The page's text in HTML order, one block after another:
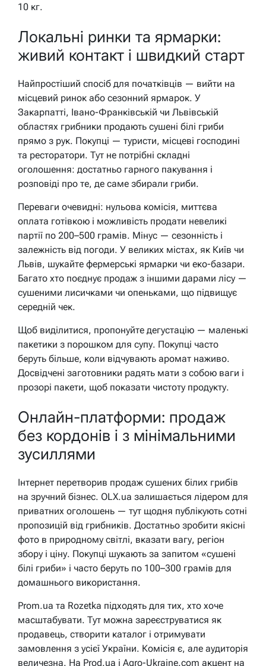
10 кг.
Локальні ринки та ярмарки:
живий контакт і швидкий старт
Найпростіший спосіб для початківців — вийти на
місцевий ринок або сезонний ярмарок. У
Закарпатті, Івано-Франківській чи Львівській
областях грибники продають сушені білі гриби
прямо з рук. Покупці — туристи, місцеві господині
та ресторатори. Тут не потрібні складні
оголошення: достатньо гарного пакування і
розповіді про те, де саме збирали гриби.
Переваги очевидні: нульова комісія, миттєва
оплата готівкою і можливість продати невеликі
партії по 200–500 грамів. Мінус — сезонність і
залежність від погоди. У великих містах, як Київ чи
Львів, шукайте фермерські ярмарки чи еко-базари.
Багато хто поєднує продаж з іншими дарами лісу —
сушеними лисичками чи опеньками, що підвищує
середній чек.
Щоб виділитися, пропонуйте дегустацію — маленькі
пакетики з порошком для супу. Покупці часто
беруть більше, коли відчувають аромат наживо.
Досвідчені заготовники радять мати з собою ваги і
прозорі пакети, щоб показати чистоту продукту.
Онлайн-платформи: продаж
без кордонів і з мінімальними
зусиллями
Інтернет перетворив продаж сушених білих грибів
на зручний бізнес. OLX.ua залишається лідером для
приватних оголошень — тут щодня публікують сотні
пропозицій від грибників. Достатньо зробити якісні
фото в природному світлі, вказати вагу, регіон
збору і ціну. Покупці шукають за запитом «сушені
білі гриби» і часто беруть по 100–300 грамів для
домашнього використання.
Prom.ua та Rozetka підходять для тих, хто хоче
масштабувати. Тут можна зареєструватися як
продавець, створити каталог і отримувати
замовлення з усієї України. Комісія є, але аудиторія
величезна. На Prod.ua і Agro-Ukraine.com акцент на